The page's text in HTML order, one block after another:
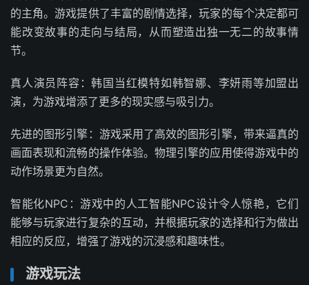
的主角。游戏提供了丰富的剧情选择，玩家的每个决定都可
能改变故事的走向与结局，从而塑造出独一无二的故事情
节。
真人演员阵容：韩国当红模特如韩智娜、李妍雨等加盟出
演，为游戏增添了更多的现实感与吸引力。
先进的图形引擎：游戏采用了高效的图形引擎，带来逼真的
画面表现和流畅的操作体验。物理引擎的应用使得游戏中的
动作场景更为自然。
智能化NPC：游戏中的人工智能NPC设计令人惊艳，它们
能够与玩家进行复杂的互动，并根据玩家的选择和行为做出
相应的反应，增强了游戏的沉浸感和趣味性。
游戏玩法